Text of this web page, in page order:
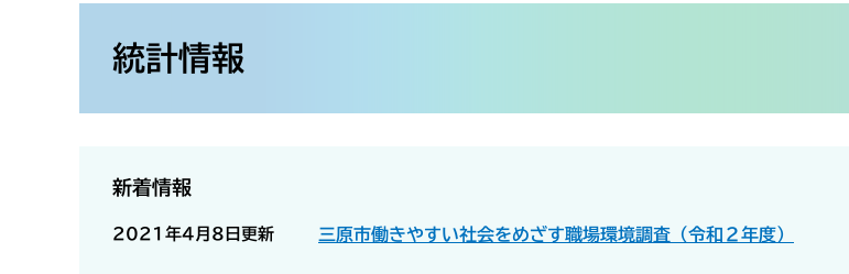
統計情報
新着情報
2021年4月8日更新 三原市働きやすい社会をめざす職場環境調査（令和２年度）